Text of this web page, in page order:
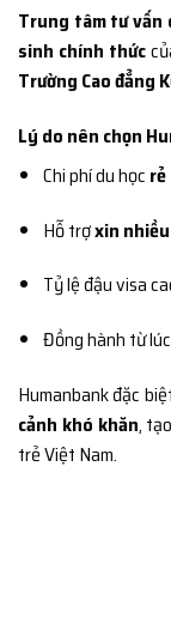
Trung tâm tư vấn
sinh chính thức
Trường Cao đẳng
Lý do nên chọn
Chi phí du học
Hỗ trợxin
Tỷ lệ đậu visa
Đồng hành từ
Humanbank đặc
cảnh khó khăn,
trẻ Việt Nam.